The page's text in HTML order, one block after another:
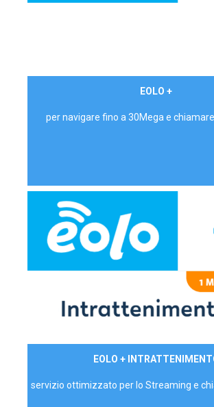
EOLO +
per navigare fino a 30Mega e
EOLO +
servizio ottimizzato per lo Streaming e